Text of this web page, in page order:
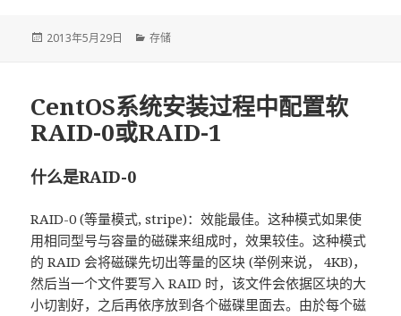
发
2013年5月29日
分
存储
CentOS系统安装过程中配置软
RAID-0或RAID-1
什么是RAID-0
RAID-0 (等量模式, stripe)：效能最佳。这种模式如果使
用相同型号与容量的磁碟来组成时，效果较佳。这种模式
的 RAID 会将磁碟先切出等量的区块 (举例来说， 4KB)，
然后当一个文件要写入 RAID 时，该文件会依据区块的大
小切割好，之后再依序放到各个磁碟里面去。由於每个磁